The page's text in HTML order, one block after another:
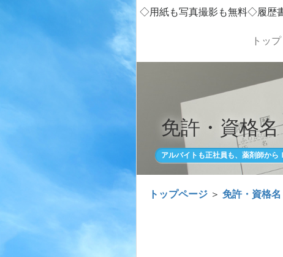
◇用紙も写真撮影も無料◇履歴
トップ
免許・資格
アルバイトも正社員も、薬剤師から
トップページ ＞ 免許・資格